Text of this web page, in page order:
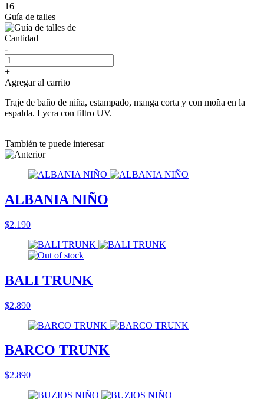
16
Guía de talles
Cantidad
-
+
Agregar al carrito
Traje de baño de niña, estampado, manga corta y con moña en la
espalda. Lycra con filtro UV.
También te puede interesar
ALBANIA NIÑO
$2.190
BALI TRUNK
$2.890
BARCO TRUNK
$2.890